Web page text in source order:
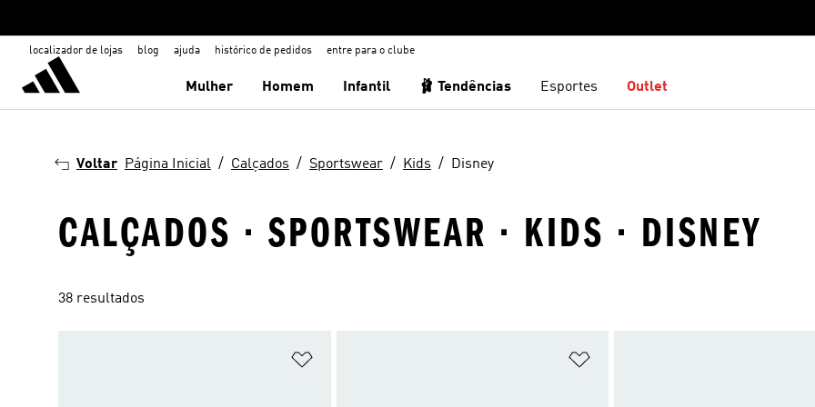
localizador de lojas blog ajuda histórico de pedidos entre para o clube
Mulher Homem Infantil 🩰 Tendências Esportes Outlet
Voltar Página Inicial Calçados Sportswear Kids Disney
CALÇADOS · SPORTSWEAR · KIDS · DISNEY
38 resultados